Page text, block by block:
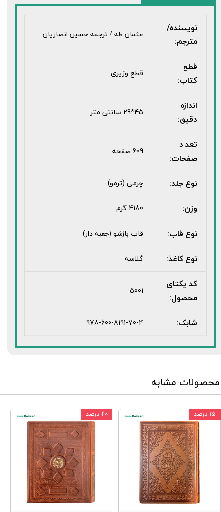
نویسنده/
مترجم:
عثمان طه / ترجمه حسین انصاریان
قطع
کتاب:
قطع وزیری
اندازه
دقیق:
45*29 سانتی متر
تعداد
صفحات:
609 صفحه
نوع جلد: چرمی (ترمو)
وزن: 4180 گرم
نوع قاب: قاب بازشو (جعبه دار)
نوع کاغذ: گلاسه
کد یکتای
محصول:
5001
شابک: 978-600-8191-70-4
محصولات مشابه
۱۵ درصد ۲۰ درصد